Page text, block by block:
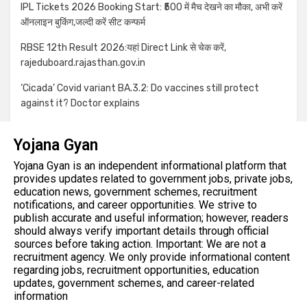
IPL Tickets 2026 Booking Start: ₹500 में मैच देखने का मौका, अभी करें
ऑनलाइन बुकिंग,जल्दी करें सीट कन्फर्म
RBSE 12th Result 2026:यहां Direct Link से चेक करें,
rajeduboard.rajasthan.gov.in
‘Cicada’ Covid variant BA.3.2: Do vaccines still protect
against it? Doctor explains
Yojana Gyan
Yojana Gyan is an independent informational platform that
provides updates related to government jobs, private jobs,
education news, government schemes, recruitment
notifications, and career opportunities. We strive to
publish accurate and useful information; however, readers
should always verify important details through official
sources before taking action. Important: We are not a
recruitment agency. We only provide informational content
regarding jobs, recruitment opportunities, education
updates, government schemes, and career-related
information